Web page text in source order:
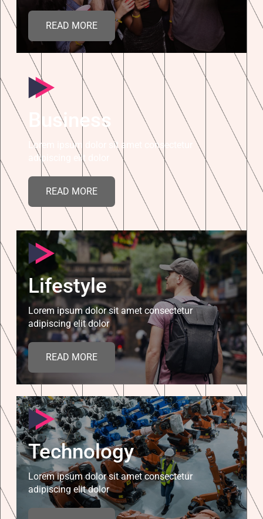
READ MORE
Business
Lorem ipsum dolor sit amet consectetur
adipiscing elit dolor
READ MORE
Lifestyle
Lorem ipsum dolor sit amet consectetur
adipiscing elit dolor
READ MORE
Technology
Lorem ipsum dolor sit amet consectetur
adipiscing elit dolor